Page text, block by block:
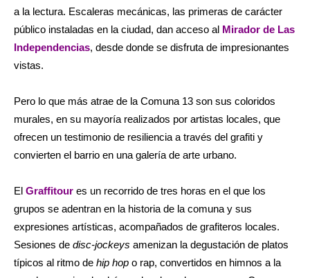
a la lectura. Escaleras mecánicas, las primeras de carácter
público instaladas en la ciudad, dan acceso al Mirador de Las
Independencias, desde donde se disfruta de impresionantes
vistas.
Pero lo que más atrae de la Comuna 13 son sus coloridos
murales, en su mayoría realizados por artistas locales, que
ofrecen un testimonio de resiliencia a través del grafiti y
convierten el barrio en una galería de arte urbano.
El Graffitour es un recorrido de tres horas en el que los
grupos se adentran en la historia de la comuna y sus
expresiones artísticas, acompañados de grafiteros locales.
Sesiones de disc-jockeys amenizan la degustación de platos
típicos al ritmo de hip hop o rap, convertidos en himnos a la